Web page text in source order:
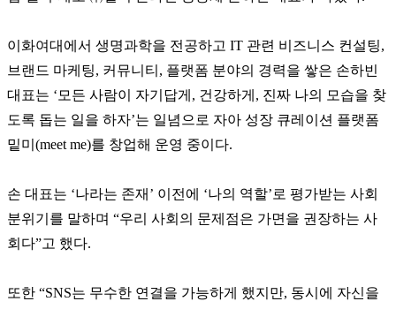
이화여대에서 생명과학을 전공하고 IT 관련 비즈니스 컨설팅,
브랜드 마케팅, 커뮤니티, 플랫폼 분야의 경력을 쌓은 손하빈
대표는 ‘모든 사람이 자기답게, 건강하게, 진짜 나의 모습을 찾
도록 돕는 일을 하자’는 일념으로 자아 성장 큐레이션 플랫폼
밑미(meet me)를 창업해 운영 중이다.
손 대표는 ‘나라는 존재’ 이전에 ‘나의 역할’로 평가받는 사회
분위기를 말하며 “우리 사회의 문제점은 가면을 권장하는 사
회다”고 했다.
또한 “SNS는 무수한 연결을 가능하게 했지만, 동시에 자신을